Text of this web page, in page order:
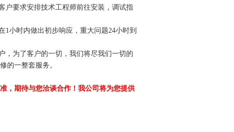
户要求安排技术工程师前往安装，调试指
小时内做出初步响应，重大问题24小时到
，为了客户的一切，我们将尽我们一切的
一整套服务。
，期待与您洽谈合作！我公司将为您提供